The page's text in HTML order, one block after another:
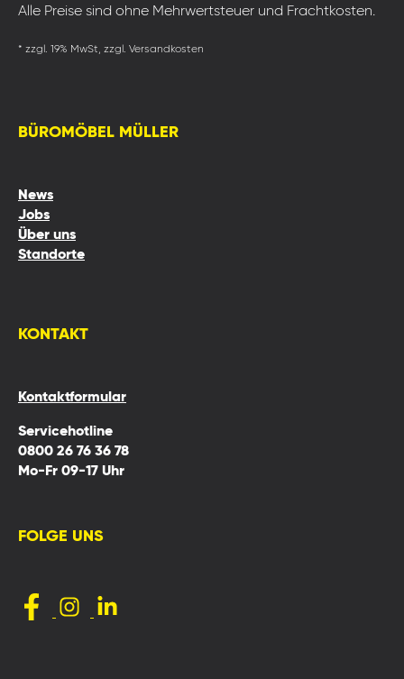
Alle Preise sind ohne Mehrwertsteuer und Frachtkosten.
* zzgl. 19% MwSt, zzgl. Versandkosten
BÜROMÖBEL MÜLLER
News
Jobs
Über uns
Standorte
KONTAKT
Kontaktformular
Servicehotline
0800 26 76 36 78
Mo-Fr 09-17 Uhr
FOLGE UNS